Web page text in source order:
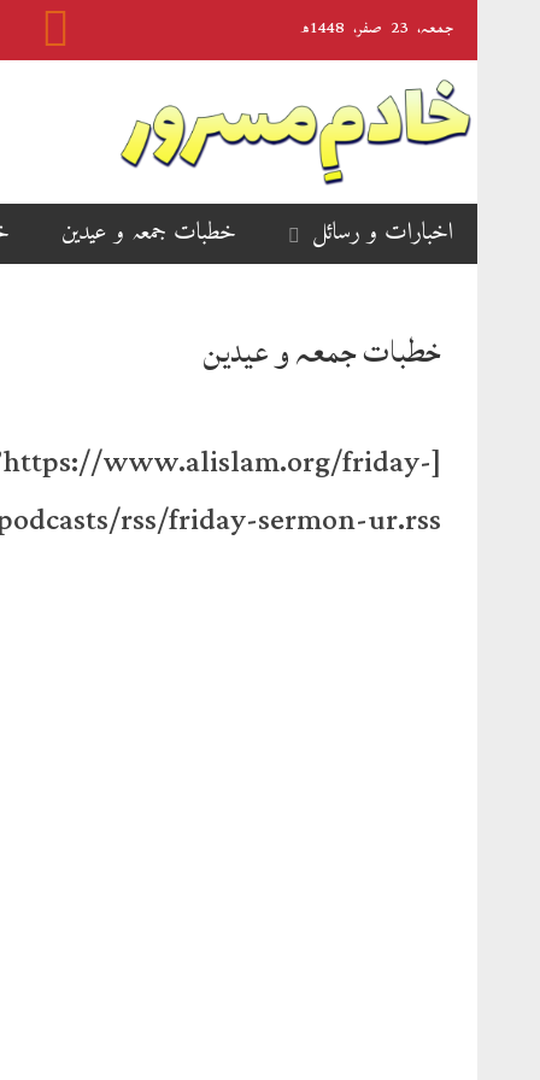
جمعہ‬‮، 23 صفر‬،
اخبارات و رسائل خطبات جمعہ و عیدین
خطبات جمعہ و عیدین
www.alislam.org/friday-
rss/friday-sermon-ur.rss’]